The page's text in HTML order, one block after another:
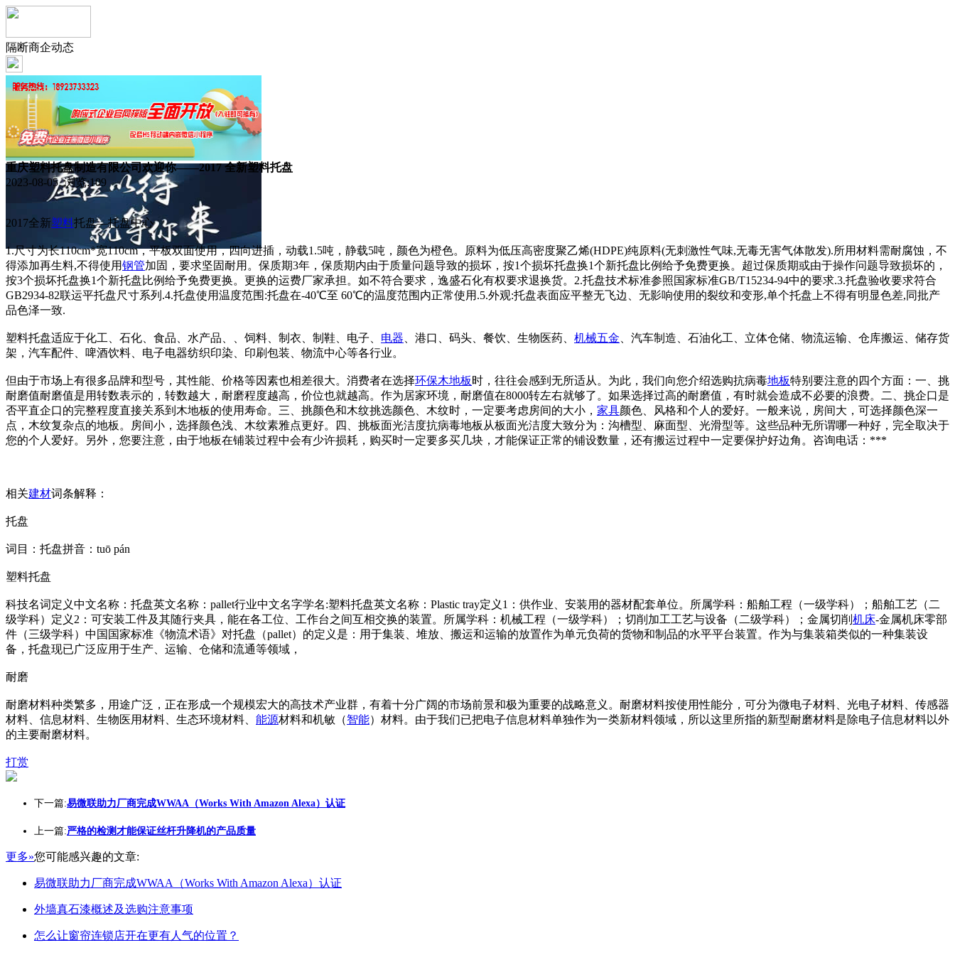
隔断商企动态
重庆塑料托盘制造有限公司欢迎你——2017 全新塑料托盘
2023-08-05 浏览:109
2017全新塑料托盘—托盘中心
1.尺寸为长110cm*宽110cm，平板双面使用，四向进插，动载1.5吨，静载5吨，颜色为橙色。原料为低压高密度聚乙烯(HDPE)纯原料(无刺激性气味,无毒无害气体散发).所用材料需耐腐蚀，不
得添加再生料,不得使用钢管加固，要求坚固耐用。保质期3年，保质期内由于质量问题导致的损坏，按1个损坏托盘换1个新托盘比例给予免费更换。超过保质期或由于操作问题导致损坏的，
按3个损坏托盘换1个新托盘比例给予免费更换。更换的运费厂家承担。如不符合要求，逸盛石化有权要求退换货。2.托盘技术标准参照国家标准GB/T15234-94中的要求.3.托盘验收要求符合
GB2934-82联运平托盘尺寸系列.4.托盘使用温度范围:托盘在-40℃至 60℃的温度范围内正常使用.5.外观:托盘表面应平整无飞边、无影响使用的裂纹和变形,单个托盘上不得有明显色差,同批产
品色泽一致.
塑料托盘适应于化工、石化、食品、水产品、、饲料、制衣、制鞋、电子、 电器 、港口、码头、餐饮、生物医药、 机械五金 、汽车制造、石油化工、立体仓储、物流运输、仓库搬运、储存货
架，汽车配件、啤酒饮料、电子电器纺织印染、印刷包装、物流中心等各行业。
但由于市场上有很多品牌和型号，其性能、价格等因素也相差很大。消费者在选择环保木地板时，往往会感到无所适从。为此，我们向您介绍选购抗病毒地板特别要注意的四个方面：一、挑
耐磨值耐磨值是用转数表示的，转数越大，耐磨程度越高，价位也就越高。作为居家环境，耐磨值在8000转左右就够了。如果选择过高的耐磨值，有时就会造成不必要的浪费。二、挑企口是
否平直企口的完整程度直接关系到木地板的使用寿命。三、挑颜色和木纹挑选颜色、木纹时，一定要考虑房间的大小， 家具颜色、风格和个人的爱好。一般来说，房间大，可选择颜色深一
点，木纹复杂点的地板。房间小，选择颜色浅、木纹素雅点更好。四、挑板面光洁度抗病毒地板从板面光洁度大致分为：沟槽型、麻面型、光滑型等。这些品种无所谓哪一种好，完全取决于
您的个人爱好。另外，您要注意，由于地板在铺装过程中会有少许损耗，购买时一定要多买几块，才能保证正常的铺设数量，还有搬运过程中一定要保护好边角。咨询电话：***
相关建材词条解释：
托盘
词目：托盘拼音：tuō pán
塑料托盘
科技名词定义中文名称：托盘英文名称：pallet行业中文名字学名:塑料托盘英文名称：Plastic tray定义1：供作业、安装用的器材配套单位。所属学科：船舶工程（一级学科）；船舶工艺（二
级学科）定义2：可安装工件及其随行夹具，能在各工位、工作台之间互相交换的装置。所属学科：机械工程（一级学科）；切削加工工艺与设备（二级学科）；金属切削 机床-金属机床零部
件（三级学科）中国国家标准《物流术语》对托盘（pallet）的定义是：用于集装、堆放、搬运和运输的放置作为单元负荷的货物和制品的水平平台装置。作为与集装箱类似的一种集装设
备，托盘现已广泛应用于生产、运输、仓储和流通等领域，
耐磨
耐磨材料种类繁多，用途广泛，正在形成一个规模宏大的高技术产业群，有着十分广阔的市场前景和极为重要的战略意义。耐磨材料按使用性能分，可分为微电子材料、光电子材料、传感器
材料、信息材料、生物医用材料、生态环境材料、 能源材料和机敏（智能）材料。由于我们已把电子信息材料单独作为一类新材料领域，所以这里所指的新型耐磨材料是除电子信息材料以外
的主要耐磨材料。
打赏
下一篇:易微联助力厂商完成WWAA（Works With Amazon Alexa）认证
上一篇:严格的检测才能保证丝杆升降机的产品质量
更多»您可能感兴趣的文章:
易微联助力厂商完成WWAA（Works With Amazon Alexa）认证
外墙真石漆概述及选购注意事项
怎么让窗帘连锁店开在更有人气的位置？